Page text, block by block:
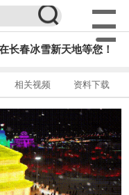
长春冰雪新天地等您！
相关视频 资料下载